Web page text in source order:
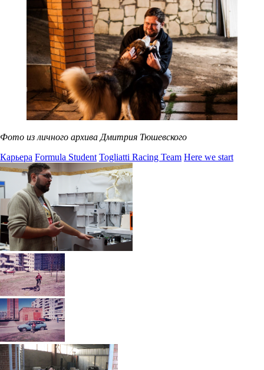
Фото из личного архива Дмитрия Тюшевского
Карьера Formula Student Togliatti Racing Team Here we start